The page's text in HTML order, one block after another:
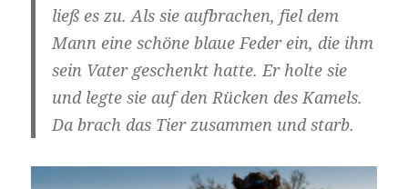
ließ es zu. Als sie aufbrachen, fiel dem
Mann eine schöne blaue Feder ein, die ihm
sein Vater geschenkt hatte. Er holte sie
und legte sie auf den Rücken des Kamels.
Da brach das Tier zusammen und starb.